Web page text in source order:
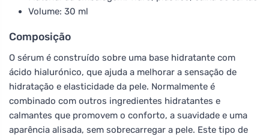
Volume: 30 ml
Composição
O sérum é construído sobre uma base hidratante com
ácido hialurónico, que ajuda a melhorar a sensação de
hidratação e elasticidade da pele. Normalmente é
combinado com outros ingredientes hidratantes e
calmantes que promovem o conforto, a suavidade e uma
aparência alisada, sem sobrecarregar a pele. Este tipo de